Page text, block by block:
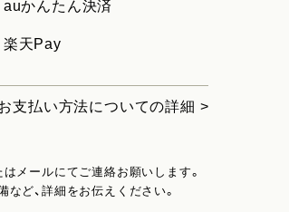
auかんたん決済
楽天Pay
支払い方法についての詳細 >
メールにてご連絡お願いします。
など、詳細をお伝えください。